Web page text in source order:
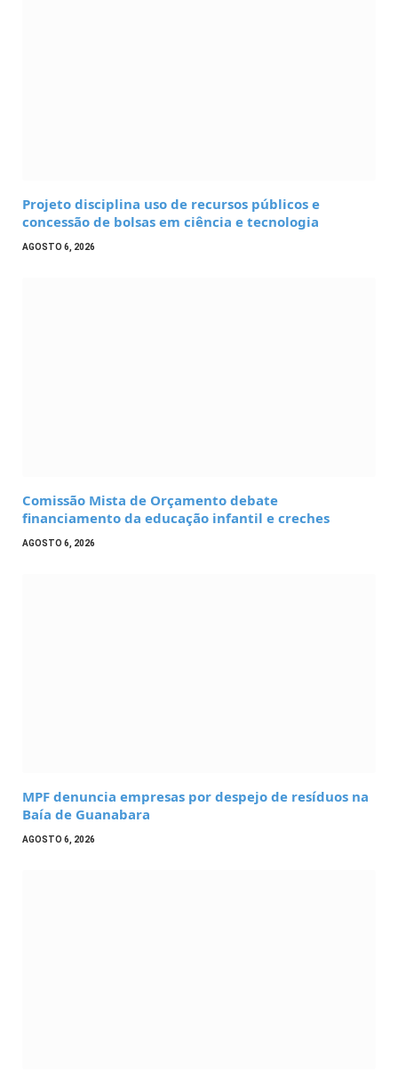
Projeto disciplina uso de recursos públicos e
concessão de bolsas em ciência e tecnologia
AGOSTO 6, 2026
Comissão Mista de Orçamento debate
financiamento da educação infantil e creches
AGOSTO 6, 2026
MPF denuncia empresas por despejo de resíduos na
Baía de Guanabara
AGOSTO 6, 2026